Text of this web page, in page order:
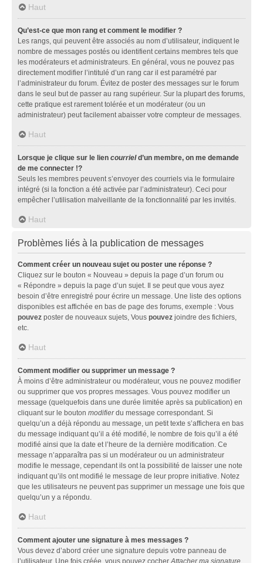
Haut
Qu’est-ce que mon rang et comment le modifier ?
Les rangs, qui peuvent être associés au nom d’utilisateur, indiquent le
nombre de messages postés ou identifient certains membres tels que
les modérateurs et administrateurs. En général, vous ne pouvez pas
directement modifier l’intitulé d’un rang car il est paramétré par
l’administrateur du forum. Évitez de poster des messages sur le forum
dans le seul but de passer au rang supérieur. Sur la plupart des forums,
cette pratique est rarement tolérée et un modérateur (ou un
administrateur) peut facilement abaisser votre compteur de messages.
Haut
Lorsque je clique sur le lien courrield’un membre, on me demande
de me connecter !?
Seuls les membres peuvent s’envoyer des courriels via le formulaire
intégré (si la fonction a été activée par l’administrateur). Ceci pour
empêcher l’utilisation malveillante de la fonctionnalité par les invités.
Haut
Problèmes liés à la publication de messages
Comment créer un nouveau sujet ou poster une réponse ?
Cliquez sur le bouton « Nouveau » depuis la page d’un forum ou
« Répondre » depuis la page d’un sujet. Il se peut que vous ayez
besoin d’être enregistré pour écrire un message. Une liste des options
disponibles est affichée en bas de page des forums, exemple : Vous
pouvez poster de nouveaux sujets, Vous pouvez joindre des fichiers,
etc.
Haut
Comment modifier ou supprimer un message ?
À moins d’être administrateur ou modérateur, vous ne pouvez modifier
ou supprimer que vos propres messages. Vous pouvez modifier un
message (quelquefois dans une durée limitée après sa publication) en
cliquant sur le bouton modifierdu message correspondant. Si
quelqu’un a déjà répondu au message, un petit texte s’affichera en bas
du message indiquant qu’il a été modifié, le nombre de fois qu’il a été
modifié ainsi que la date et l’heure de la dernière modification. Ce
message n’apparaîtra pas si un modérateur ou un administrateur
modifie le message, cependant ils ont la possibilité de laisser une note
indiquant qu’ils ont modifié le message de leur propre initiative. Notez
que les utilisateurs ne peuvent pas supprimer un message une fois que
quelqu’un y a répondu.
Haut
Comment ajouter une signature à mes messages ?
Vous devez d’abord créer une signature depuis votre panneau de
l’utilisateur. Une fois créée, vous pouvez cocher Attacher ma signature